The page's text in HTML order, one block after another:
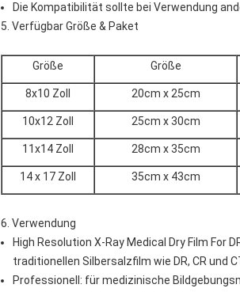
Die Kompatibilität sollte bei Verwendung
5. Verfügbar Größe & Paket
Größe Größe
8x10 Zoll 20cm x 25cm
10x12 Zoll 25cm x 30cm
11x14 Zoll 28cm x 35cm
14 x 17 Zoll 35cm x 43cm
6. Verwendung
High Resolution X-Ray Medical Dry Film For
traditionellen Silbersalzfilm wie DR, CR und
Professionell: für medizinische